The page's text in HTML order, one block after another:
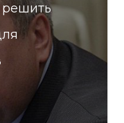
решить